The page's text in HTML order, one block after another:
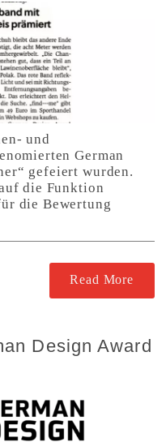
und
German
gefeiert wurden.
die Funktion
die Bewertung
Read More
Design Award